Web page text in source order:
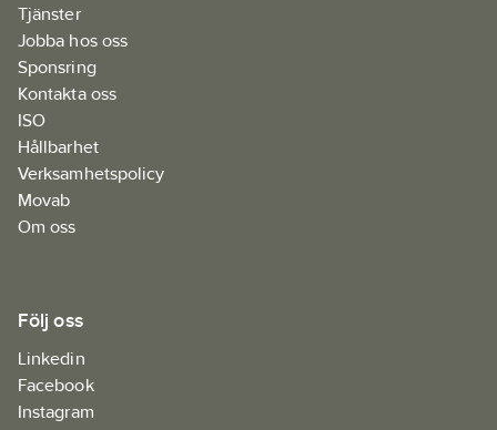
Tjänster
Jobba hos oss
Sponsring
Kontakta oss
ISO
Hållbarhet
Verksamhetspolicy
Movab
Om oss
Följ oss
Linkedin
Facebook
Instagram